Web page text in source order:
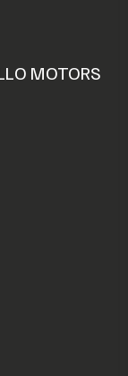
MOTORS